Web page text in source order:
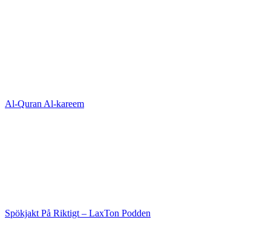
Al-Quran Al-kareem
Spökjakt På Riktigt – LaxTon Podden